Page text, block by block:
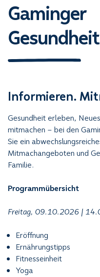
Gaminger
Informieren.
Gesundheit erleben,
mitmachen – bei den
Sie ein
Mitmachangeboten und
Familie.
Programmübersicht
Freitag, 09.10.2026 |
Eröffnung
Ernährungstipps
Fitnesseinheit
Yoga